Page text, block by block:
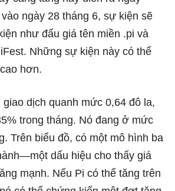
ngày 28 tháng 6, sự kiện sẽ
như đấu giá tên miền .pi và
Những sự kiện này có thể
hơn.
giao dịch quanh mức 0,64 đô la,
trong tháng. Nó đang ở mức
Trên biểu đồ, có một mô hình ba
dấu hiệu cho thấy giá
mạnh. Nếu Pi có thể tăng trên